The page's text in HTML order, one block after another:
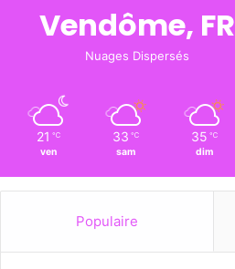
Vendôme, FR
Nuages Dispersés
21 ℃
ven
33 ℃
sam
35 ℃
dim
Populaire